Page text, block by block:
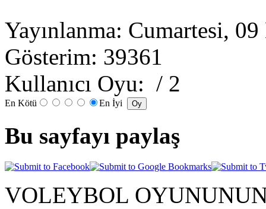
Yayınlanma: Cumartesi,
Gösterim: 39361
Kullanıcı Oyu: / 2
En Kötü En İyi
Bu sayfayı paylaş
VOLEYBOL